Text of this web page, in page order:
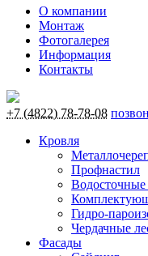
О компании
Монтаж
Фотогалерея
Информация
Контакты
+7 (4822) 78-78-08
Кровля
Профнастил
Гидро-
Чердачные
Фасады